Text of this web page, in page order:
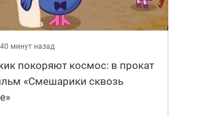
40 минут назад
покоряют космос: в прокат
«Смешарики сквозь